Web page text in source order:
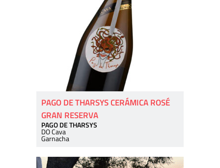
PAGO DE THARSYS CERÁMICA ROSÉ
GRAN RESERVA
PAGO DE THARSYS
DO Cava
Garnacha